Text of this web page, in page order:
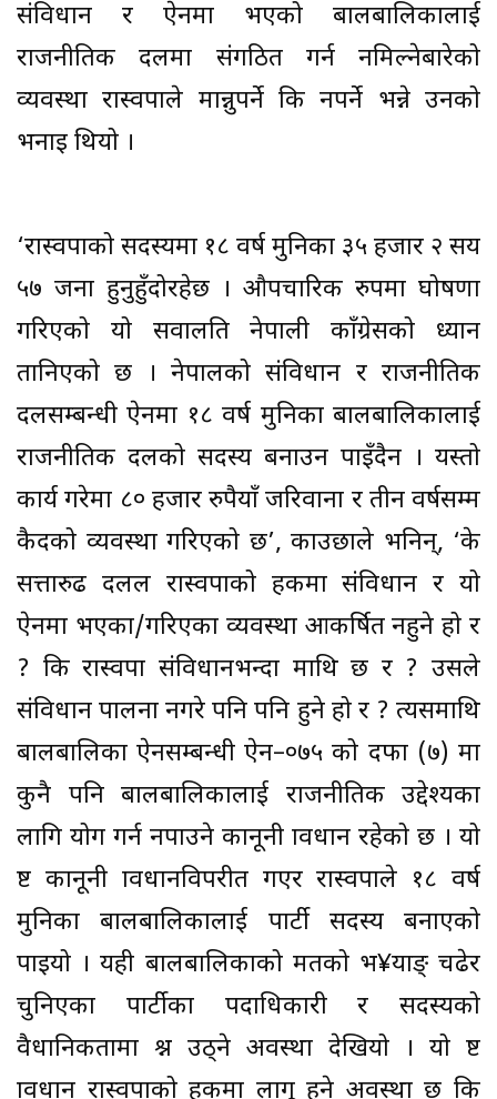
संविधान र ऐनमा भएको बालबालिकालाई
राजनीतिक दलमा संगठित गर्न नमिल्नेबारेको
व्यवस्था रास्वपाले मान्नुपर्ने कि नपर्ने भन्ने उनको
भनाइ थियो ।
‘रास्वपाको सदस्यमा १८ वर्ष मुनिका ३५ हजार २ सय
५७ जना हुनुहुँदोरहेछ । औपचारिक रुपमा घोषणा
गरिएको यो सवालप्रति नेपाली काँग्रेसको ध्यान
तानिएको छ । नेपालको संविधान र राजनीतिक
दलसम्बन्धी ऐनमा १८ वर्ष मुनिका बालबालिकालाई
राजनीतिक दलको सदस्य बनाउन पाइँदैन । यस्तो
कार्य गरेमा ८० हजार रुपैयाँ जरिवाना र तीन वर्षसम्म
कैदको व्यवस्था गरिएको छ’, काउछाले भनिन्, ‘के
सत्तारुढ दलल रास्वपाको हकमा संविधान र यो
ऐनमा भएका/गरिएका व्यवस्था आकर्षित नहुने हो र
? कि रास्वपा संविधानभन्दा माथि छ र ? उसले
संविधान पालना नगरे पनि पनि हुने हो र ? त्यसमाथि
बालबालिका ऐनसम्बन्धी ऐन–०७५ को दफा (७) मा
कुनै पनि बालबालिकालाई राजनीतिक उद्देश्यका
लागि प्रयोग गर्न नपाउने कानूनी प्रावधान रहेको छ । यो
प्रष्ट कानूनी प्रावधानविपरीत गएर रास्वपाले १८ वर्ष
मुनिका बालबालिकालाई पार्टी सदस्य बनाएको
पाइयो । यही बालबालिकाको मतको भ¥याङ् चढेर
चुनिएका पार्टीका पदाधिकारी र सदस्यको
वैधानिकतामा प्रश्न उठ्ने अवस्था देखियो । यो प्रष्ट
प्रावधान रास्वपाको हकमा लागू हुने अवस्था छ कि